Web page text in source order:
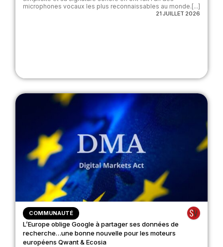
microphones vocaux les plus reconnaissables au monde.[...]
21 JUILLET 2026
COMMUNAUTÉ
L’Europe oblige Google à partager ses données de
recherche…une bonne nouvelle pour les moteurs
européens Qwant & Ecosia